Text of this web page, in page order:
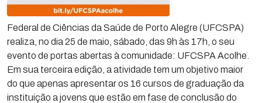
Federal de Ciências da Saúde de Porto Alegre (UFCSPA)
realiza, no dia 25 de maio, sábado, das 9h às 17h, o seu
evento de portas abertas à comunidade: UFCSPA Acolhe.
Em sua terceira edição, a atividade tem um objetivo maior
do que apenas apresentar os 16 cursos de graduação da
instituição a jovens que estão em fase de conclusão do